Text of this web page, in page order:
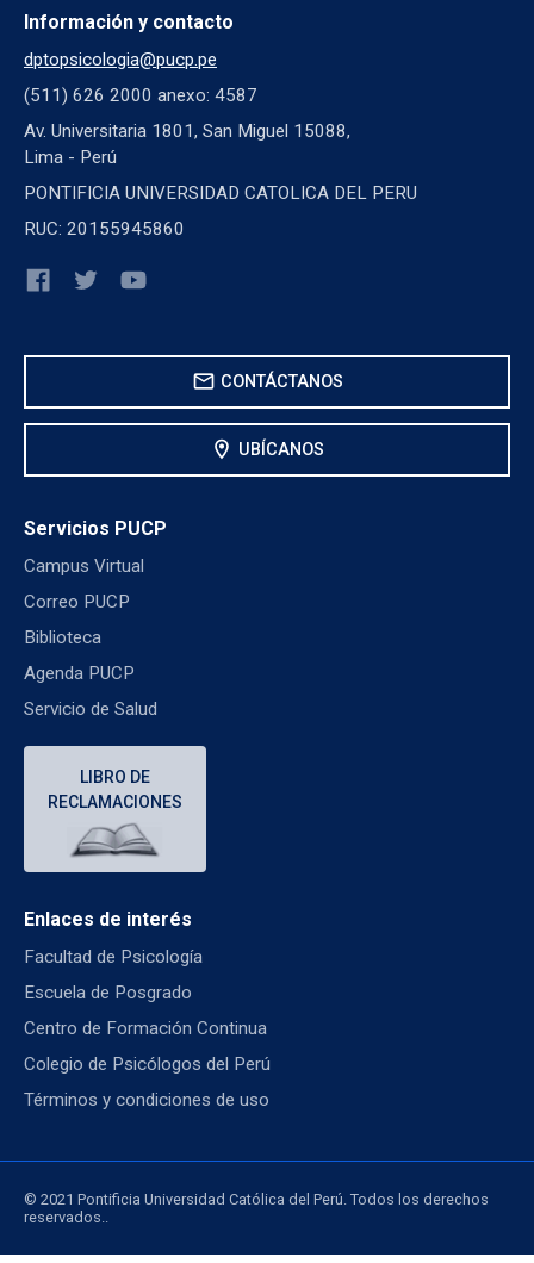
Información y contacto
dptopsicologia@pucp.pe
(511) 626 2000 anexo: 4587
Av. Universitaria 1801, San Miguel 15088,
Lima - Perú
PONTIFICIA UNIVERSIDAD CATOLICA DEL PERU
RUC: 20155945860
mail CONTÁCTANOS
location_on UBÍCANOS
Servicios PUCP
Campus Virtual
Correo PUCP
Biblioteca
Agenda PUCP
Servicio de Salud
LIBRO DE
RECLAMACIONES
Enlaces de interés
Facultad de Psicología
Escuela de Posgrado
Centro de Formación Continua
Colegio de Psicólogos del Perú
Términos y condiciones de uso
© 2021 Pontificia Universidad Católica del Perú. Todos los derechos
reservados..